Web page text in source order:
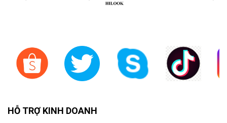
HỖ TRỢ KINH DOANH